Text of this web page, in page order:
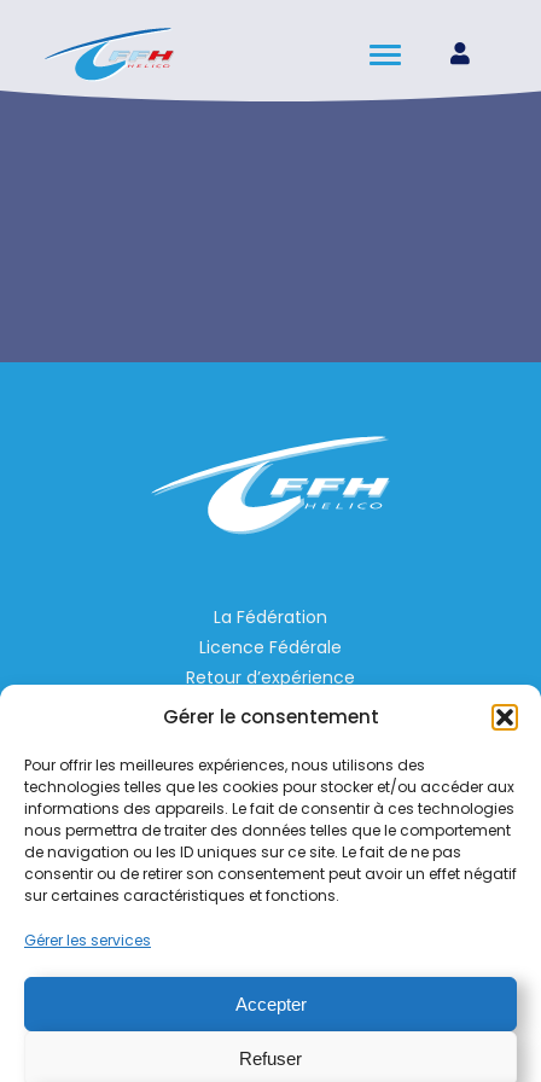
Gérer le consentement
Pour offrir les meilleures expériences, nous utilisons des
technologies telles que les cookies pour stocker et/ou accéder aux
informations des appareils. Le fait de consentir à ces technologies
nous permettra de traiter des données telles que le comportement
de navigation ou les ID uniques sur ce site. Le fait de ne pas
consentir ou de retirer son consentement peut avoir un effet négatif
sur certaines caractéristiques et fonctions.
Gérer les services
Accepter
Refuser
La Fédération
Licence Fédérale
Retour d’expérience
Espace Privé
Liens Utiles
Aérodrome de Lognes Emerainville
77185 LOGNES
contact@helico.org